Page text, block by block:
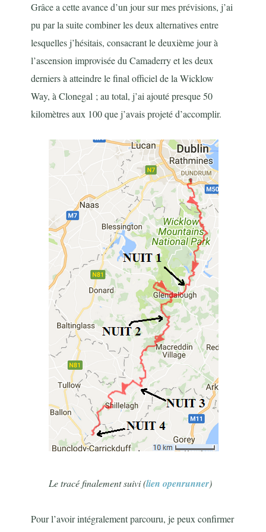
Grâce a cette avance d’un jour sur mes prévisions, j’ai
pu par la suite combiner les deux alternatives entre
lesquelles j’hésitais, consacrant le deuxième jour à
l’ascension improvisée du Camaderry et les deux
derniers à atteindre le final officiel de la Wicklow
Way, à Clonegal ; au total, j’ai ajouté presque 50
kilomètres aux 100 que j’avais projeté d’accomplir.
Le tracé finalement suivi (lien openrunner)
Pour l’avoir intégralement parcouru, je peux confirmer